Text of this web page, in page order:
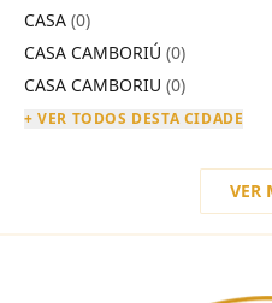
CASA (0)
CASA CAMBORIÚ (0)
CASA CAMBORIU (0)
+ VER TODOS DESTA CIDADE
VER